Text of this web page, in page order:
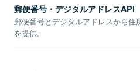
郵便番号・デジタルアドレスAPI
郵便番号とデジタルアドレスから住
を提供。